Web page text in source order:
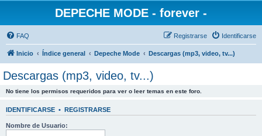
DEPECHE MODE - forever -
FAQ Identificarse
Registrarse
Inicio Índice general Depeche Mode Descargas (mp3, video, tv...)
Descargas (mp3, video, tv...)
No tiene los permisos requeridos para ver o leer temas en este foro.
IDENTIFICARSE • REGISTRARSE
Nombre de Usuario: